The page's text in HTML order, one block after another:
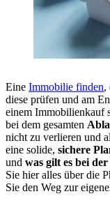
Eine Immobilie finden,
diese prüfen und am
einem Immobilienkauf
bei dem gesamten
nicht zu verlieren und
eine solide, sichere
und was gilt es bei
Sie hier alles über die
Sie den Weg zur